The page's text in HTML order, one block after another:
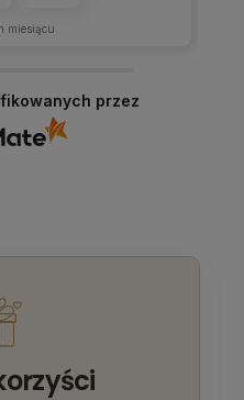
miesiącu
przez